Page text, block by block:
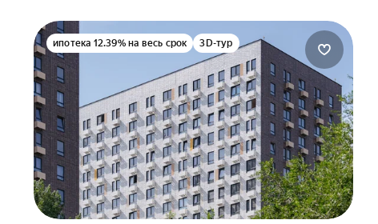
ипотека 12.39% на весь срок 3D-тур